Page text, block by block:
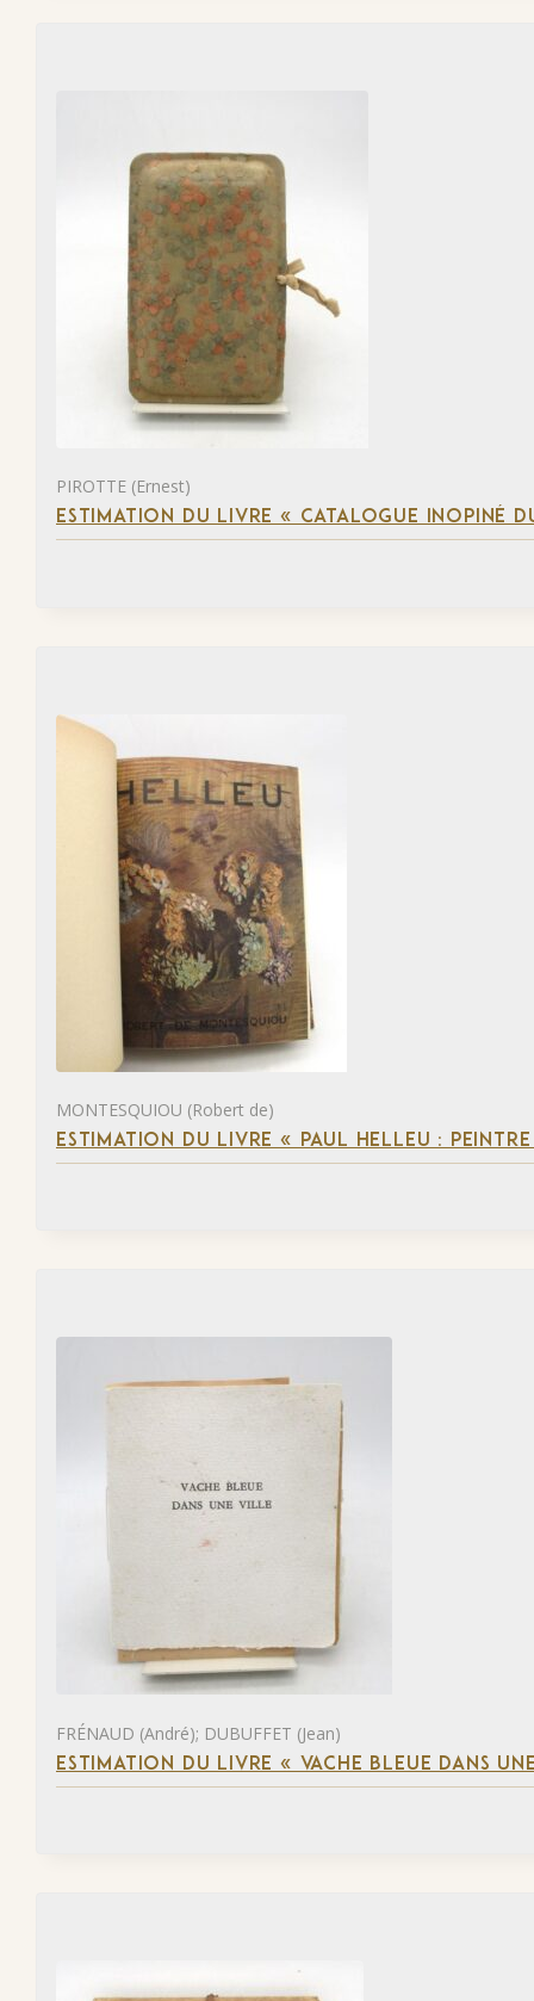
PIROTTE (Ernest)
ESTIMATION DU LIVRE « CATALOGUE INOPINÉ
MONTESQUIOU (Robert de)
ESTIMATION DU LIVRE « PAUL HELLEU :
FRÉNAUD (André); DUBUFFET (Jean)
ESTIMATION DU LIVRE « VACHE BLEUE DANS